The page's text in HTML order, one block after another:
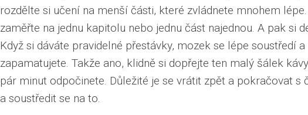
rozdělte si učení na menší části, které zvládnete mnohem
zaměřte na jednu kapitolu nebo jednu část najednou. A pak si
Když si dáváte pravidelné přestávky, mozek se lépe soustředí
zapamatujete. Takže ano, klidně si dopřejte ten malý šálek
pár minut odpočinete. Důležité je se vrátit zpět a pokračovat s
a soustředit se na to.